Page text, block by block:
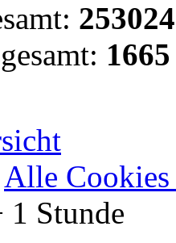
253024
1665
Alle Cookies
Stunde